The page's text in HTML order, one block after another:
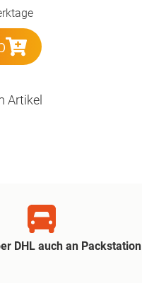
Artikel
DHL auch an Packstation